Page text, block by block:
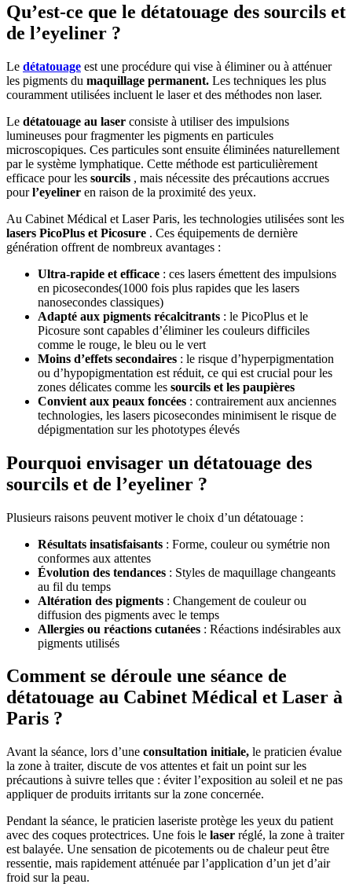
Qu’est-ce que le détatouage des sourcils et
de l’eyeliner ?
Le détatouage est une procédure qui vise à éliminer ou à atténuer
les pigments du maquillage permanent. Les techniques les plus
couramment utilisées incluent le laser et des méthodes non laser.
Le détatouage au laser consiste à utiliser des impulsions
lumineuses pour fragmenter les pigments en particules
microscopiques. Ces particules sont ensuite éliminées naturellement
par le système lymphatique. Cette méthode est particulièrement
efficace pour les sourcils , mais nécessite des précautions accrues
pourl’eyeliner en raison de la proximité des yeux.
Au Cabinet Médical et Laser Paris, les technologies utilisées sont les
lasers PicoPlus et Picosure . Ces équipements de dernière
génération offrent de nombreux avantages :
Ultra-rapide et efficace : ces lasers émettent des impulsions
en picosecondes(1000 fois plus rapides que les lasers
nanosecondes classiques)
Adapté aux pigments récalcitrants : le PicoPlus et le
Picosure sont capables d’éliminer les couleurs difficiles
comme le rouge, le bleu ou le vert
Moins d’effets secondaires : le risque d’hyperpigmentation
ou d’hypopigmentation est réduit, ce qui est crucial pour les
zones délicates comme les sourcils et les paupières
Convient aux peaux foncées : contrairement aux anciennes
technologies, les lasers picosecondes minimisent le risque de
dépigmentation sur les phototypes élevés
Pourquoi envisager un détatouage des
sourcils et de l’eyeliner ?
Plusieurs raisons peuvent motiver le choix d’un détatouage :
Résultats insatisfaisants : Forme, couleur ou symétrie non
conformes aux attentes
Évolution des tendances : Styles de maquillage changeants
au fil du temps
Altération des pigments : Changement de couleur ou
diffusion des pigments avec le temps
Allergies ou réactions cutanées : Réactions indésirables aux
pigments utilisés
Comment se déroule une séance de
détatouage au Cabinet Médical et Laser à
Paris ?
Avant la séance, lors d’une consultation initiale, le praticien évalue
la zone à traiter, discute de vos attentes et fait un point sur les
précautions à suivre telles que : éviter l’exposition au soleil et ne pas
appliquer de produits irritants sur la zone concernée.
Pendant la séance, le praticien laseriste protège les yeux du patient
avec des coques protectrices. Une fois le laser réglé, la zone à traiter
est balayée. Une sensation de picotements ou de chaleur peut être
ressentie, mais rapidement atténuée par l’application d’un jet d’air
froid sur la peau.